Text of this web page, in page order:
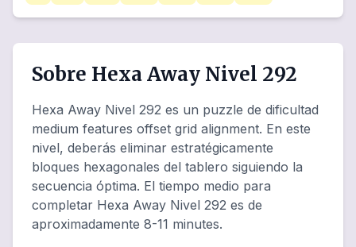
Sobre Hexa Away Nivel 292
Hexa Away Nivel 292 es un puzzle de dificultad
medium features offset grid alignment. En este
nivel, deberás eliminar estratégicamente
bloques hexagonales del tablero siguiendo la
secuencia óptima. El tiempo medio para
completar Hexa Away Nivel 292 es de
aproximadamente 8-11 minutes.